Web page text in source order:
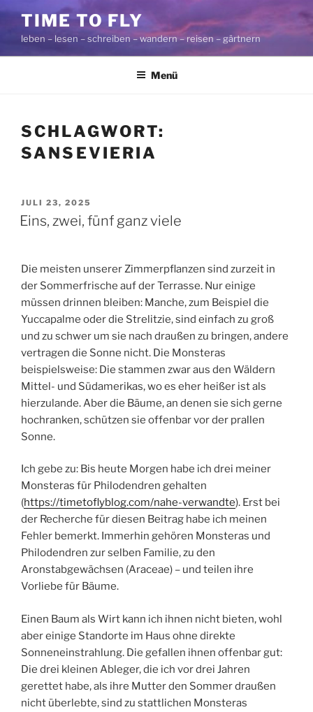
Zum
Inhalt
springen
TIME TO FLY
leben – lesen – schreiben – wandern – reisen – gärtnern
Menü
SCHLAGWORT:
SANSEVIERIA
VERÖFFENTLICHT
AM
JULI 23, 2025
Eins, zwei, fünf ganz viele
Die meisten unserer Zimmerpflanzen sind zurzeit in
der Sommerfrische auf der Terrasse. Nur einige
müssen drinnen bleiben: Manche, zum Beispiel die
Yuccapalme oder die Strelitzie, sind einfach zu groß
und zu schwer um sie nach draußen zu bringen, andere
vertragen die Sonne nicht. Die Monsteras
beispielsweise: Die stammen zwar aus den Wäldern
Mittel- und Südamerikas, wo es eher heißer ist als
hierzulande. Aber die Bäume, an denen sie sich gerne
hochranken, schützen sie offenbar vor der prallen
Sonne.
Ich gebe zu: Bis heute Morgen habe ich drei meiner
Monsteras für Philodendren gehalten
(https://timetoflyblog.com/nahe-verwandte). Erst bei
der Recherche für diesen Beitrag habe ich meinen
Fehler bemerkt. Immerhin gehören Monsteras und
Philodendren zur selben Familie, zu den
Aronstabgewächsen (Araceae) – und teilen ihre
Vorliebe für Bäume.
Einen Baum als Wirt kann ich ihnen nicht bieten, wohl
aber einige Standorte im Haus ohne direkte
Sonneneinstrahlung. Die gefallen ihnen offenbar gut:
Die drei kleinen Ableger, die ich vor drei Jahren
gerettet habe, als ihre Mutter den Sommer draußen
nicht überlebte, sind zu stattlichen Monsteras